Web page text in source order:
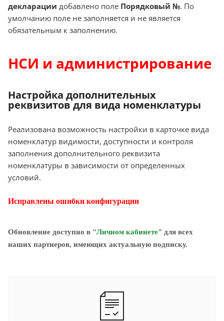
декларации добавлено поле Порядковый №. По
умолчанию поле не заполняется и не является
обязательным к заполнению.
НСИ и администрирование
Настройка дополнительных
реквизитов для вида номенклатуры
Реализована возможность настройки в карточке вида
номенклатур видимости, доступности и контроля
заполнения дополнительного реквизита
номенклатуры в зависимости от определенных
условий.
Исправлены ошибки конфигурации
Обновление доступно в "Личном кабинете" для всех
наших партнеров, имеющих актуальную подписку.